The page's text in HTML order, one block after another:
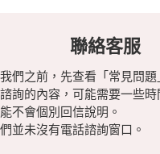
聯絡客服
們之前，先查看「常見問題
詢的內容，可能需要一些
不會個別回信說明。
並未沒有電話諮詢窗口。